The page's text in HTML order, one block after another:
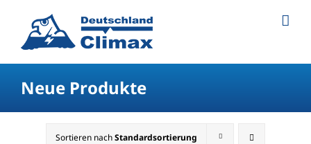
Neue Produkte
Sortieren nachStandardsortierung